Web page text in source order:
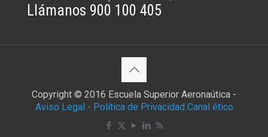
Llámanos 900 100 405
Copyright © 2016 Escuela Superior Aeronaútica -
Aviso Legal - Política de Privacidad Canal ético